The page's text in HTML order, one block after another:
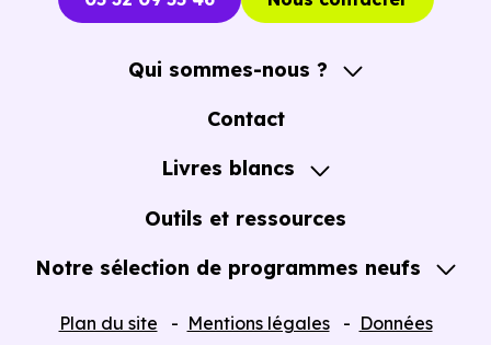
Qui sommes-nous ?
A propos
Contact
Livres blancs
Guide de l'Achat immobilier neuf en VEFA
Outils et ressources
Notre sélection de programmes neufs
Plan du site Mentions légales
Données